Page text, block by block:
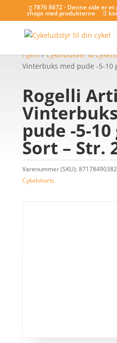
7876 8672 - Denne side er
shops med produkterne
Hjem/Cykelbukser &
Vinterbuks med pude -5-10
Rogelli
pude -5-
Sort – Str.
Varenummer (SKU):
Cykelshorts